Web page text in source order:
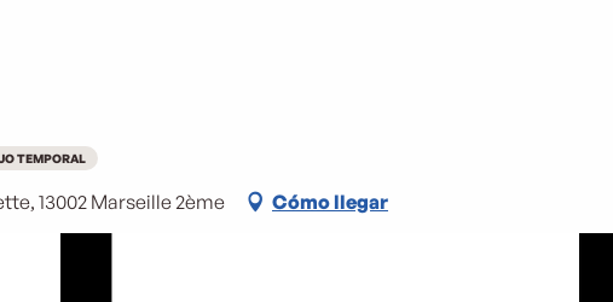
TEMPORAL
13002 Marseille 2ème Cómo llegar